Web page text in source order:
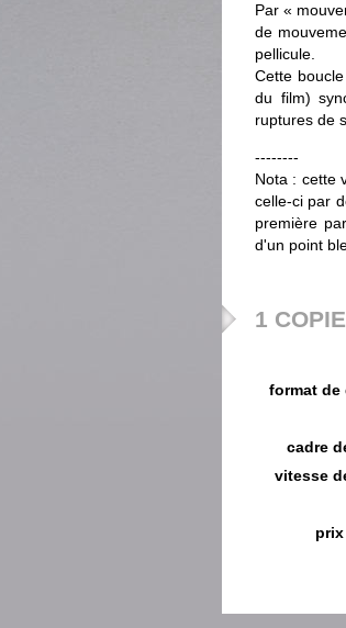
Par «
de
pellicule.
Cette
du film)
ruptures de
--------
Nota : cette
celle-ci par
première
d'un point
1
format
cadre
vitesse